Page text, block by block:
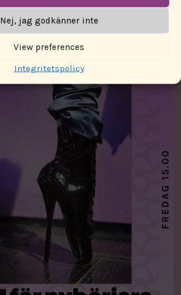
Nej, jag godkänner inte
View preferences
Integritetspolicy